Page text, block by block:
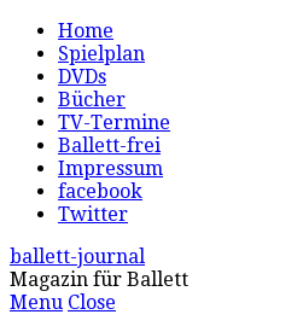
Home
Spielplan
DVDs
Bücher
TV-Termine
Ballett-frei
Impressum
facebook
Twitter
ballett-journal
Magazin für Ballett
Menu Close